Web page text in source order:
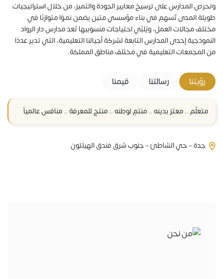
وتحرص المدارس على ترسيخ معايير الجودة والتميز، من خلال استراتيجيات
طويلة المدى تُسهم في بناء مؤسسي متين يضمن نمـوًا متوازنًا في
مختلف مجالات العمل، ويُلبّي احتياجات منسوبيها تُعد مدارس دار الرواد
النموذجية إحدى المدارس التابعة لشركة أجيالنا التعليمية، التي تدير عددًا
من المجمعات التعليمية في مختلف مناطق المملكة.
رؤيتنا رسالتنا قيمنا
متعلّم .. معتز بدينه .. منتمٍ لوطنه .. منتج للمعرفة .. منافس عالمياً
جدة – حي الشاطئ – جنوب شرق فندق الهيلتون